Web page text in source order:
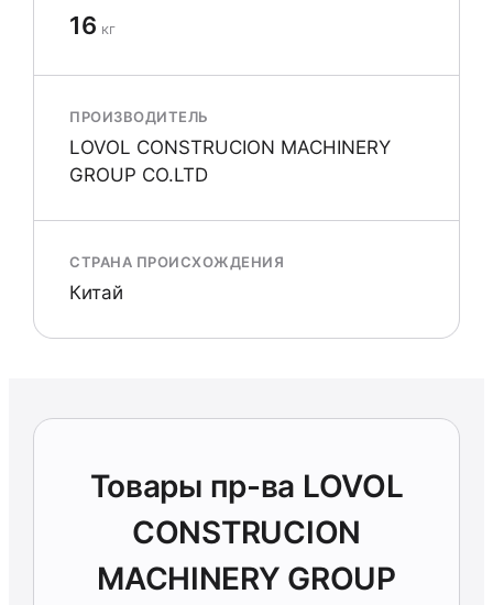
16 кг
ПРОИЗВОДИТЕЛЬ
LOVOL CONSTRUCION MACHINERY
GROUP CO.LTD
СТРАНА ПРОИСХОЖДЕНИЯ
Китай
Товары пр-ва LOVOL
CONSTRUCION
MACHINERY GROUP